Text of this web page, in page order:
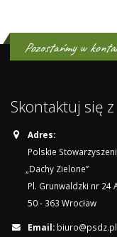
Pozostańmy w
Skontaktuj się
Adres:
Polskie
„Dachy Zielone”
Pl. Grunwaldzki nr 24
50 - 363 Wrocław
Email: biuro@psdz.pl